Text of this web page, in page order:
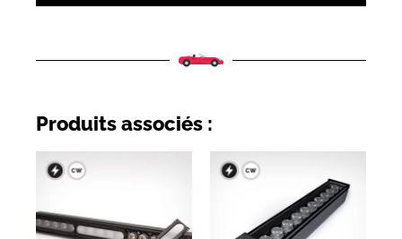
Produits associés :